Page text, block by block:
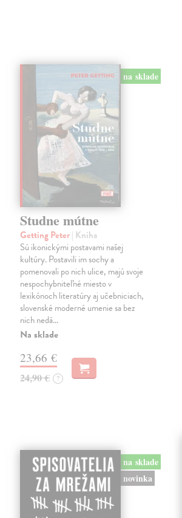
na sklade
Studne mútne
Getting Peter| Kniha
Sú ikonickými postavami našej
kultúry. Postavili im sochy a
pomenovali po nich ulice, majú svoje
nespochybniteľné miesto v
lexikónoch literatúry aj učebniciach,
slovenské moderné umenie sa bez
nich nedá…
Na sklade
23,66 €
24,90 € ?
na sklade
novinka